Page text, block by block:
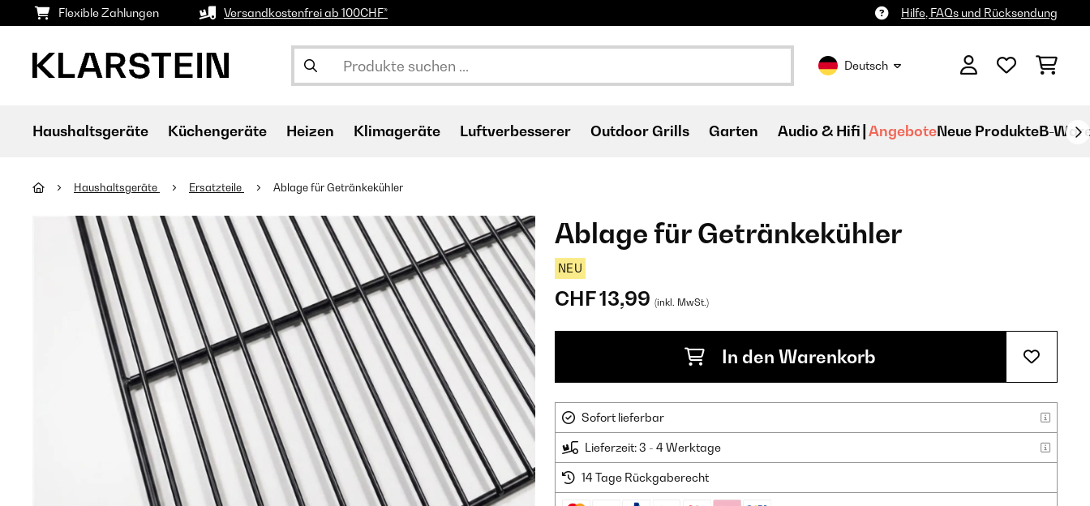
Flexible Zahlungen Versandkostenfrei ab 100CHF* Hilfe, FAQs und Rücksendung
Deutsch
Haushaltsgeräte Küchengeräte Heizen Klimageräte Luftverbesserer Outdoor Grills Garten Audio & Hifi AngeboteNeue ProdukteB-
Haushaltsgeräte Ersatzteile Ablage für Getränkekühler
Ablage für Getränkekühler
NEU
CHF 13,99 (inkl. MwSt.)
In den Warenkorb
Sofort lieferbar
Lieferzeit: 3 - 4 Werktage
14 Tage Rückgaberecht